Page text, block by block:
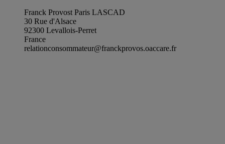
Franck Provost Paris LASCAD
30 Rue d'Alsace
92300 Levallois-Perret
France
relationconsommateur@franckprovos.oaccare.fr